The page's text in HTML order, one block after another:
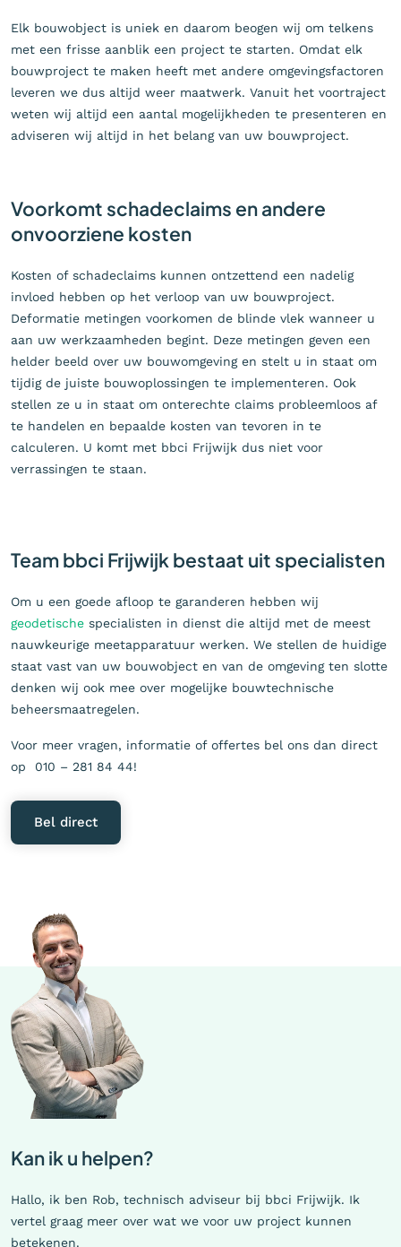
Elk bouwobject is uniek en daarom beogen wij om telkens
met een frisse aanblik een project te starten. Omdat elk
bouwproject te maken heeft met andere omgevingsfactoren
leveren we dus altijd weer maatwerk. Vanuit het voortraject
weten wij altijd een aantal mogelijkheden te presenteren en
adviseren wij altijd in het belang van uw bouwproject.
Voorkomt schadeclaims en andere
onvoorziene kosten
Kosten of schadeclaims kunnen ontzettend een nadelig
invloed hebben op het verloop van uw bouwproject.
Deformatie metingen voorkomen de blinde vlek wanneer u
aan uw werkzaamheden begint. Deze metingen geven een
helder beeld over uw bouwomgeving en stelt u in staat om
tijdig de juiste bouwoplossingen te implementeren. Ook
stellen ze u in staat om onterechte claims probleemloos af
te handelen en bepaalde kosten van tevoren in te
calculeren. U komt met bbci Frijwijk dus niet voor
verrassingen te staan.
Team bbci Frijwijk bestaat uit specialisten
Om u een goede afloop te garanderen hebben wij
geodetische specialisten in dienst die altijd met de meest
nauwkeurige meetapparatuur werken. We stellen de huidige
staat vast van uw bouwobject en van de omgeving ten slotte
denken wij ook mee over mogelijke bouwtechnische
beheersmaatregelen.
Voor meer vragen, informatie of offertes bel ons dan direct
op 010 – 281 84 44!
Bel direct
Kan ik u helpen?
Hallo, ik ben Rob, technisch adviseur bij bbci Frijwijk. Ik
vertel graag meer over wat we voor uw project kunnen
betekenen.